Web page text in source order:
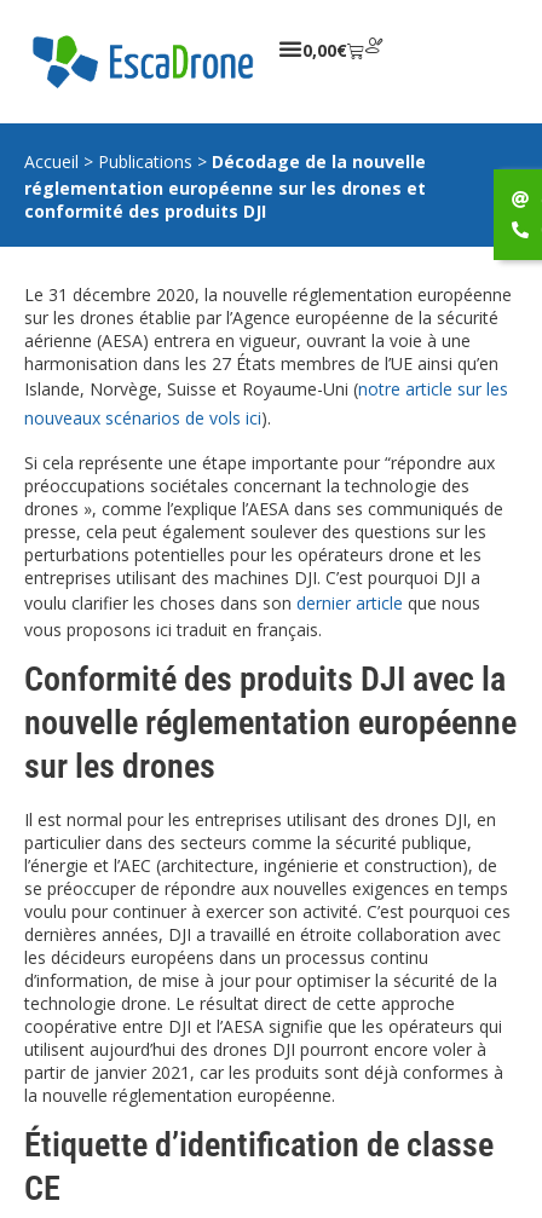
0,00€
Accueil > Publications > Décodage de la nouvelle
réglementation européenne sur les drones et
conformité des produits DJI
Le 31 décembre 2020, la nouvelle réglementation européenne
sur les drones établie par l’Agence européenne de la sécurité
aérienne (AESA) entrera en vigueur, ouvrant la voie à une
harmonisation dans les 27 États membres de l’UE ainsi qu’en
Islande, Norvège, Suisse et Royaume-Uni (notre article sur les
nouveaux scénarios de vols ici).
Si cela représente une étape importante pour “répondre aux
préoccupations sociétales concernant la technologie des
drones », comme l’explique l’AESA dans ses communiqués de
presse, cela peut également soulever des questions sur les
perturbations potentielles pour les opérateurs drone et les
entreprises utilisant des machines DJI. C’est pourquoi DJI a
voulu clarifier les choses dans son dernier article que nous
vous proposons ici traduit en français.
Conformité des produits DJI avec la
nouvelle réglementation européenne
sur les drones
Il est normal pour les entreprises utilisant des drones DJI, en
particulier dans des secteurs comme la sécurité publique,
l’énergie et l’AEC (architecture, ingénierie et construction), de
se préoccuper de répondre aux nouvelles exigences en temps
voulu pour continuer à exercer son activité. C’est pourquoi ces
dernières années, DJI a travaillé en étroite collaboration avec
les décideurs européens dans un processus continu
d’information, de mise à jour pour optimiser la sécurité de la
technologie drone. Le résultat direct de cette approche
coopérative entre DJI et l’AESA signifie que les opérateurs qui
utilisent aujourd’hui des drones DJI pourront encore voler à
partir de janvier 2021, car les produits sont déjà conformes à
la nouvelle réglementation européenne.
Étiquette d’identification de classe
CE